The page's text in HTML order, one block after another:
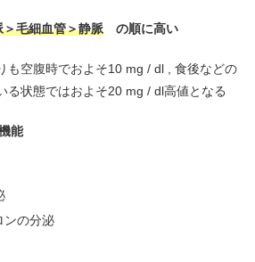
＞毛細血管＞静脈の順に高い
も空腹時でおよそ10 mg / dl , 食後などの
る状態ではおよそ20 mg / dl高値となる
能
ンの分泌